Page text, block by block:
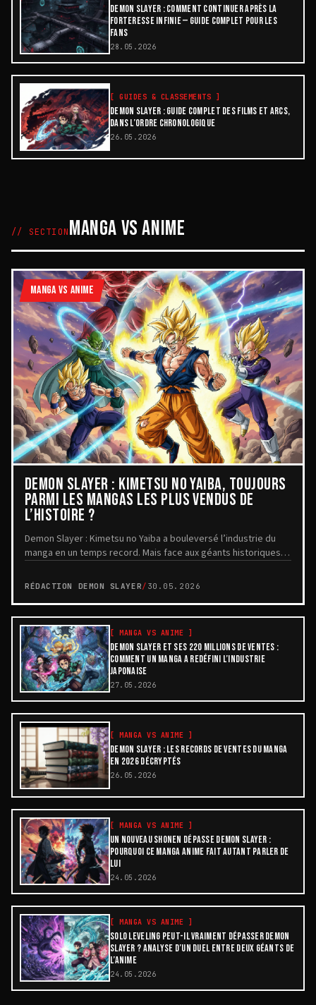
DEMON SLAYER : COMMENT CONTINUER APRÈS LA
FORTERESSE INFINIE — GUIDE COMPLET POUR LES
FANS
28.05.2026
[ GUIDES & CLASSEMENTS ]
DEMON SLAYER : GUIDE COMPLET DES FILMS ET ARCS,
DANS L’ORDRE CHRONOLOGIQUE
26.05.2026
// SECTIONMANGA VS ANIME
MANGA VS ANIME
DEMON SLAYER : KIMETSU NO YAIBA, TOUJOURS
PARMI LES MANGAS LES PLUS VENDUS DE
L’HISTOIRE ?
Demon Slayer : Kimetsu no Yaiba a bouleversé l’industrie du
manga en un temps record. Mais face aux géants historiques
RÉDACTION DEMON SLAYER/ 30.05.2026
[ MANGA VS ANIME ]
DEMON SLAYER ET SES 220 MILLIONS DE VENTES :
COMMENT UN MANGA A REDÉFINI L’INDUSTRIE
JAPONAISE
27.05.2026
[ MANGA VS ANIME ]
DEMON SLAYER : LES RECORDS DE VENTES DU MANGA
EN 2026 DÉCRYPTÉS
26.05.2026
[ MANGA VS ANIME ]
UN NOUVEAU SHONEN DÉPASSE DEMON SLAYER :
POURQUOI CE MANGA ANIME FAIT AUTANT PARLER DE
LUI
24.05.2026
[ MANGA VS ANIME ]
SOLO LEVELING PEUT-IL VRAIMENT DÉPASSER DEMON
SLAYER ? ANALYSE D’UN DUEL ENTRE DEUX GÉANTS DE
L’ANIME
24.05.2026